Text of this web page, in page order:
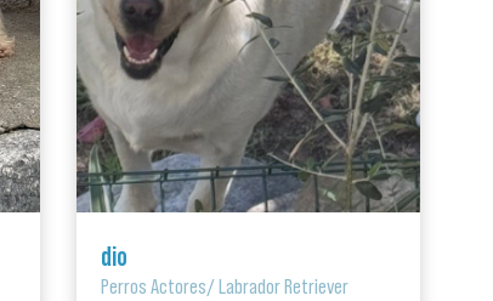
dio
Perros Actores/Labrador Retriever